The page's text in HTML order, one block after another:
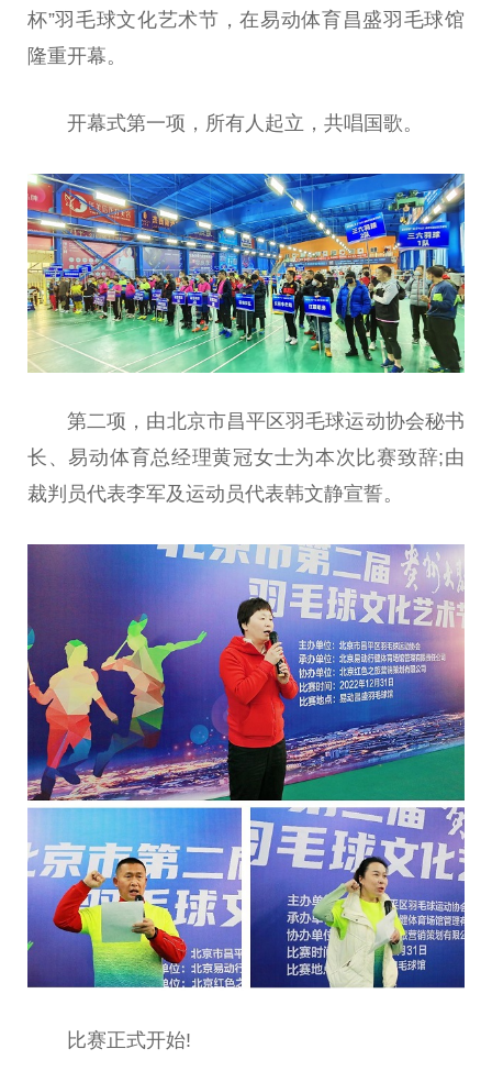
杯”羽毛球文化艺术节，在易动体育昌盛羽毛球馆
隆重开幕。
开幕式第一项，所有人起立，共唱国歌。
第二项，由北京市昌平 区羽毛球运动协会秘书
长、易动体育总经理黄冠女士为本次比赛致辞;由
裁判员代表李军及运动员代表韩文静宣誓。
比赛正式开始!